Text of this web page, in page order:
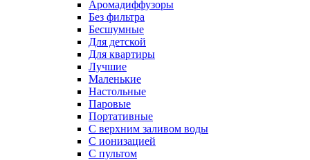
Аромадиффузоры
Без фильтра
Бесшумные
Для детской
Для квартиры
Лучшие
Маленькие
Настольные
Паровые
Портативные
С верхним заливом воды
С ионизацией
С пультом